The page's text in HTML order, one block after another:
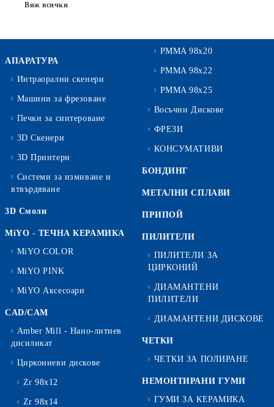
Виж всички
АПАРАТУРА
Интраорални скенери
Машини за фрезоване
Печки за синтероване
3D Скенери
3D Принтери
Системи за измиване и
втвърдяване
3D Смоли
MiYO - ТЕЧНА КЕРАМИКА
MiYO COLOR
MiYO PINK
MiYO Аксесоари
CAD/CAM
Amber Mill - Нано-литиев
дисиликат
Циркониеви дискове
Zr 98x12
Zr 98x14
PMMA 98x20
PMMA 98x22
PMMA 98x25
Восъчни Дискове
ФРЕЗИ
КОНСУМАТИВИ
БОНДИНГ
МЕТАЛНИ СПЛАВИ
ПРИПОЙ
ПИЛИТЕЛИ
ПИЛИТЕЛИ ЗА
ЦИРКОНИЙ
ДИАМАНТЕНИ
ПИЛИТЕЛИ
ДИАМАНТЕНИ ДИСКОВЕ
ЧЕТКИ
ЧЕТКИ ЗА ПОЛИРАНЕ
НЕМОНТИРАНИ ГУМИ
ГУМИ ЗА КЕРАМИКА